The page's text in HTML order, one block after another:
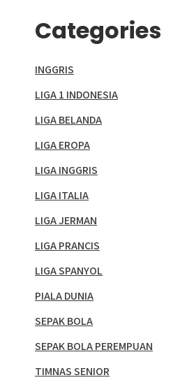
Categories
INGGRIS
LIGA 1 INDONESIA
LIGA BELANDA
LIGA EROPA
LIGA INGGRIS
LIGA ITALIA
LIGA JERMAN
LIGA PRANCIS
LIGA SPANYOL
PIALA DUNIA
SEPAK BOLA
SEPAK BOLA PEREMPUAN
TIMNAS SENIOR